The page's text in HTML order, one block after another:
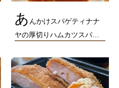
あ んかけスパゲティナナ
ヤの厚切りハムカツスパ…